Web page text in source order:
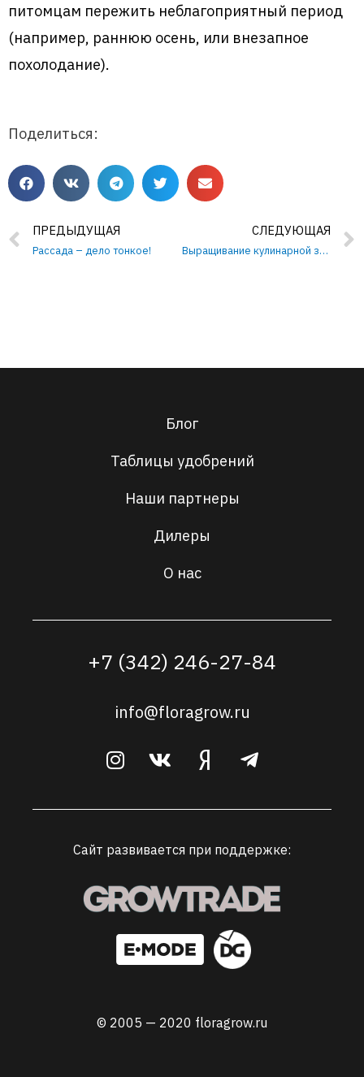
питомцам пережить неблагоприятный период
(например, раннюю осень, или внезапное
похолодание).
Поделиться:
ПРЕДЫДУЩАЯ
Рассада – дело тонкое!
СЛЕДУЮЩАЯ
Выращивание кулинарной зелени в домашних условиях
Блог
Таблицы удобрений
Наши партнеры
Дилеры
О нас
+7 (342) 246-27-84
info@floragrow.ru
Сайт развивается при поддержке:
© 2005 — 2020 floragrow.ru